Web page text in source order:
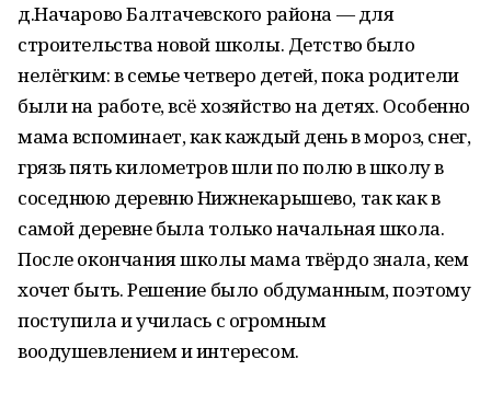
д.Начарово Балтачевского района — для
строительства новой школы. Детство было
нелёгким: в семье четверо детей, пока родители
были на работе, всё хозяйство на детях. Особенно
мама вспоминает, как каждый день в мороз, снег,
грязь пять километров шли по полю в школу в
соседнюю деревню Нижнекарышево, так как в
самой деревне была только начальная школа.
После окончания школы мама твёрдо знала, кем
хочет быть. Решение было обдуманным, поэтому
поступила и училась с огромным
воодушевлением и интересом.